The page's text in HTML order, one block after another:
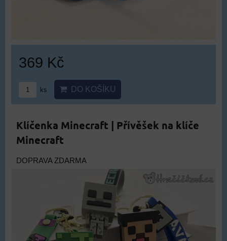
369 Kč
ks DO KOŠÍKU
Klíčenka Minecraft | Přívěšek na klíče
Minecraft
DOPRAVA ZDARMA